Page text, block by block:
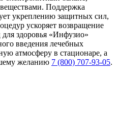
Поддержка
укреплению защитных сил,
ускоряет возвращение
здоровья «Инфузио»
введения лечебных
атмосферу в стационаре, а
желанию 7 (800) 707-93-05.